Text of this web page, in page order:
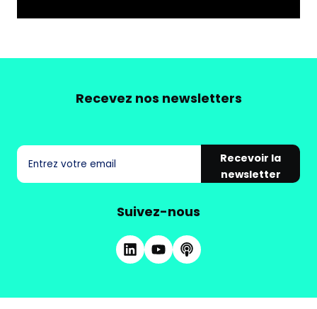
Recevez nos newsletters
Recevoir la
newsletter
Suivez-nous